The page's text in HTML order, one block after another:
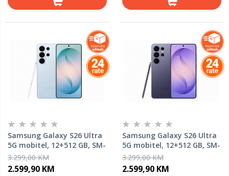
Samsung Galaxy S26 Ultra
5G mobitel, 12+512 GB, SM-
S948BLBGEUC, Sky Blue
3.299,00 KM
2.599,90 KM
Samsung Galaxy S26 Ultra
5G mobitel, 12+512 GB, SM-
S948BZVGEUC, Cobalt
Violet
3.299,00 KM
2.599,90 KM